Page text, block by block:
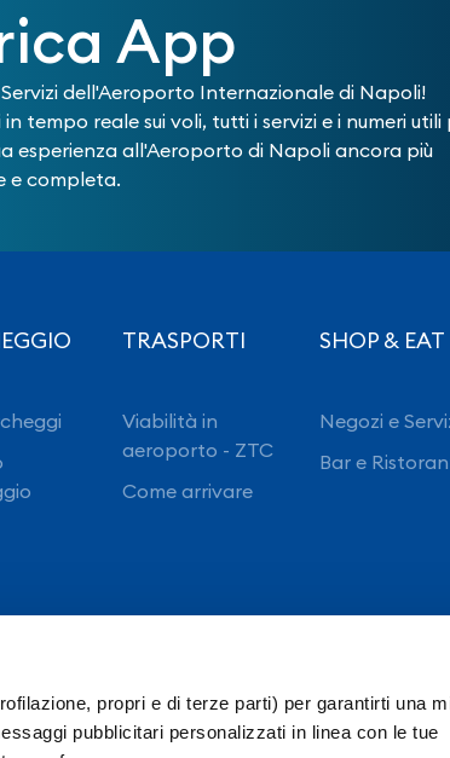
propri e di terze parti) per garantirti una
pubblicitari personalizzati in linea con le tue
App
Servizi dell'Aeroporto Internazionale di Napoli!
tempo reale sui voli, tutti i servizi e i numeri utili
esperienza all'Aeroporto di Napoli ancora più
e completa.
TRASPORTI
Viabilità in
aeroporto - ZTC
Come arrivare
SHOP & EAT
Negozi e
Bar e